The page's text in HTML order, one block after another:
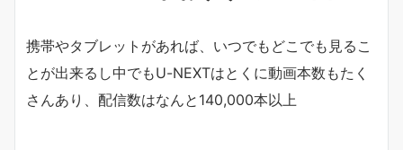
携帯やタブレットがあれば、いつでもどこでも見るこ
とが出来るし中でもU-NEXTはとくに動画本数もたく
さんあり、 配信数はなんと 140,000本以上